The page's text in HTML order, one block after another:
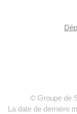
© Groupe de
La date de dernière